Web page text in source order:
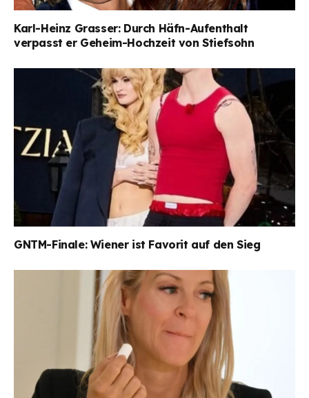
Karl-Heinz Grasser: Durch Häfn-Aufenthalt
verpasst er Geheim-Hochzeit von Stiefsohn
GNTM-Finale: Wiener ist Favorit auf den Sieg